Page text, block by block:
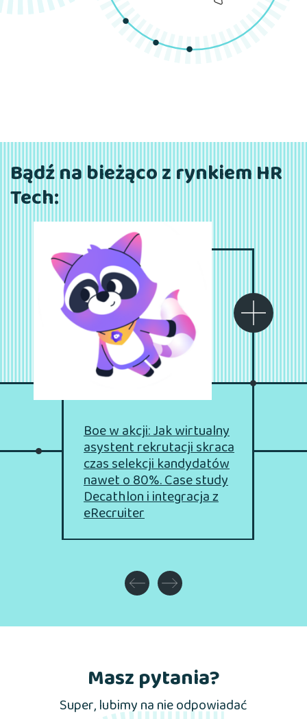
Bądź na bieżąco z rynkiem HR
Tech:
Boe w akcji: Jak wirtualny
asystent rekrutacji skraca
czas selekcji kandydatów
nawet o 80%.Case study
Decathlon i integracja z
eRecruiter
Masz pytania?
Super, lubimy na nie odpowiadać